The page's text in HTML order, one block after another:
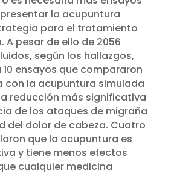
la acupuntura
para el tratamiento
A pesar de ello de 2056
según los hallazgos,
ensayos que compararon
con la acupuntura simulada
reducción más significativa
de los ataques de migraña
del dolor de cabeza. Cuatro
que la acupuntura es
y tiene menos efectos
cualquier medicina